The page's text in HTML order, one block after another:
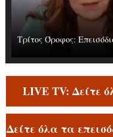
Τρίτος Όροφος:
LIVE TV: Δείτε
Δείτε όλα τα